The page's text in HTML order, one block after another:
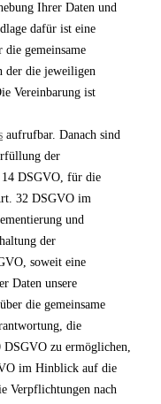
Ihrer Daten und
dafür ist eine
die gemeinsame
der die jeweiligen
Vereinbarung ist
aufrufbar. Danach sind
der
DSGVO, für die
32 DSGVO im
und
der
soweit eine
Daten unsere
die gemeinsame
die
DSGVO zu ermöglichen,
im Hinblick auf die
Verpflichtungen nach